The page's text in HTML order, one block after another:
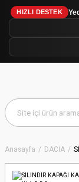
HIZLI DESTEK
Anasayfa DACİA